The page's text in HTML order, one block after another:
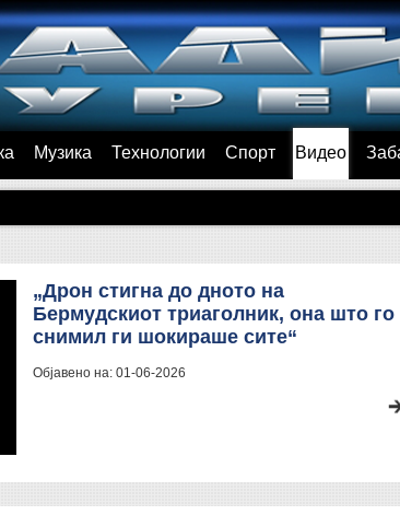
Музика Технологии Спорт Видео
„Дрон стигна до дното на
Бермудскиот триаголник, она што го
снимил ги шокираше сите“
Објавено на: 01-06-2026